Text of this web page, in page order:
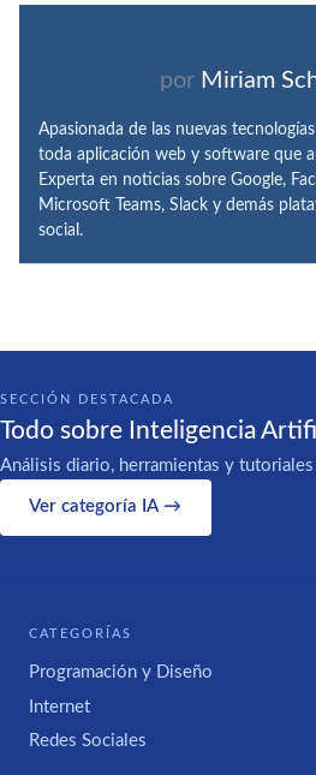
por Miriam
Apasionada de las nuevas
toda aplicación web y software que
Experta en noticias sobre Google,
Microsoft Teams, Slack y demás
social.
SECCIÓN DESTACADA
Todo sobre Inteligencia
Análisis diario, herramientas y
Ver categoría IA →
CATEGORÍAS
Programación y Diseño
Internet
Redes Sociales